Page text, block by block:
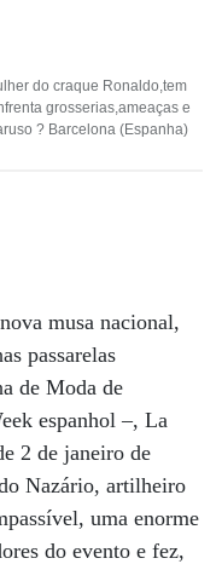
do craque Ronaldo,tem
grosserias,ameaças e
? Barcelona (Espanha)
musa nacional,
passarelas
de Moda de
espanhol –, La
2 de janeiro de
Nazário, artilheiro
uma enorme
do evento e fez,